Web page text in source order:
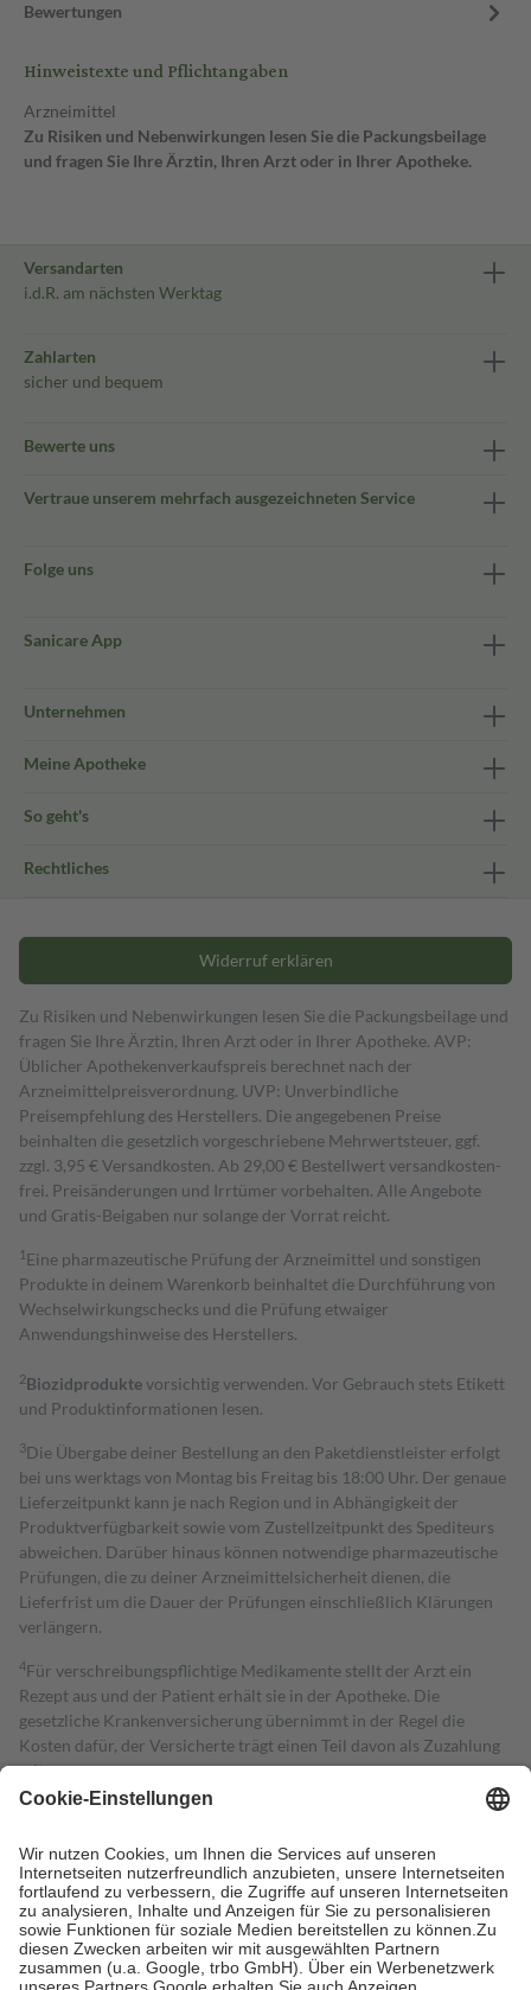
Bewertungen
Hinweistexte und Pflichtangaben
Arzneimittel
Zu Risiken und Nebenwirkungen lesen Sie die Packungsbeilage
und fragen Sie Ihre Ärztin, Ihren Arzt oder in Ihrer Apotheke.
Versandarten
i.d.R. am nächsten Werktag
Zahlarten
sicher und bequem
Bewerte uns
Vertraue unserem mehrfach ausgezeichneten Service
Folge uns
Sanicare App
Unternehmen
Meine Apotheke
So geht's
Rechtliches
Widerruf erklären
Zu Risiken und Nebenwirkungen lesen Sie die Packungsbeilage und
fragen Sie Ihre Ärztin, Ihren Arzt oder in Ihrer Apotheke. AVP:
Üblicher Apothekenverkaufspreis berechnet nach der
Arzneimittelpreisverordnung. UVP: Unverbindliche
Preisempfehlung des Herstellers. Die angegebenen Preise
beinhalten die gesetzlich vorgeschriebene Mehrwertsteuer, ggf.
zzgl. 3,95 € Versandkosten. Ab 29,00 € Bestell­wert versand­kosten­
frei. Preisänderungen und Irrtümer vorbehalten. Alle Angebote
und Gratis-Beigaben nur solange der Vorrat reicht.
1 Eine pharmazeutische Prüfung der Arzneimittel und sonstigen
Produkte in deinem Warenkorb beinhaltet die Durchführung von
Wechselwirkungschecks und die Prüfung etwaiger
Anwendungshinweise des Herstellers.
2Biozidproduktevorsichtig verwenden. Vor Gebrauch stets Etikett
und Produktinformationen lesen.
3Die Übergabe deiner Bestellung an den Paketdienstleister erfolgt
bei uns werktags von Montag bis Freitag bis 18:00 Uhr. Der genaue
Lieferzeitpunkt kann je nach Region und in Abhängigkeit der
Produktverfügbarkeit sowie vom Zustellzeitpunkt des Spediteurs
abweichen. Darüber hinaus können notwendige pharmazeutische
Prüfungen, die zu deiner Arzneimittelsicherheit dienen, die
Lieferfrist um die Dauer der Prüfungen einschließlich Klärungen
verlängern.
4Für verschreibungspflichtige Medikamente stellt der Arzt ein
Rezept aus und der Patient erhält sie in der Apotheke. Die
gesetzliche Krankenversicherung übernimmt in der Regel die
Kosten dafür, der Versicherte trägt einen Teil davon als Zuzahlung
mit.
Grundsätzlich leisten Mitglieder Zuzahlungen in Höhe von zehn
höchstens zehn Euro.
Es sind jedoch nie mehr als die tatsächlichen
Kosten der Leistung zu entrichten.
Diese Regeln gelten grundsätzlich auch für Online-Apotheken.
Bei Heilmitteln und häuslicher Krankenpflege beträgt die
Zuzahlung zehn Prozent der Kosten sowie zehn Euro je
Verordnung.